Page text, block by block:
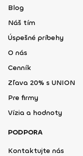
Blog
Náš tím
Úspešné príbehy
O nás
Cenník
Zľava 20% s UNION
Pre firmy
Vízia a hodnoty
PODPORA
Kontaktujte nás